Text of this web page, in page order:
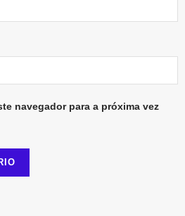
navegador para a próxima vez